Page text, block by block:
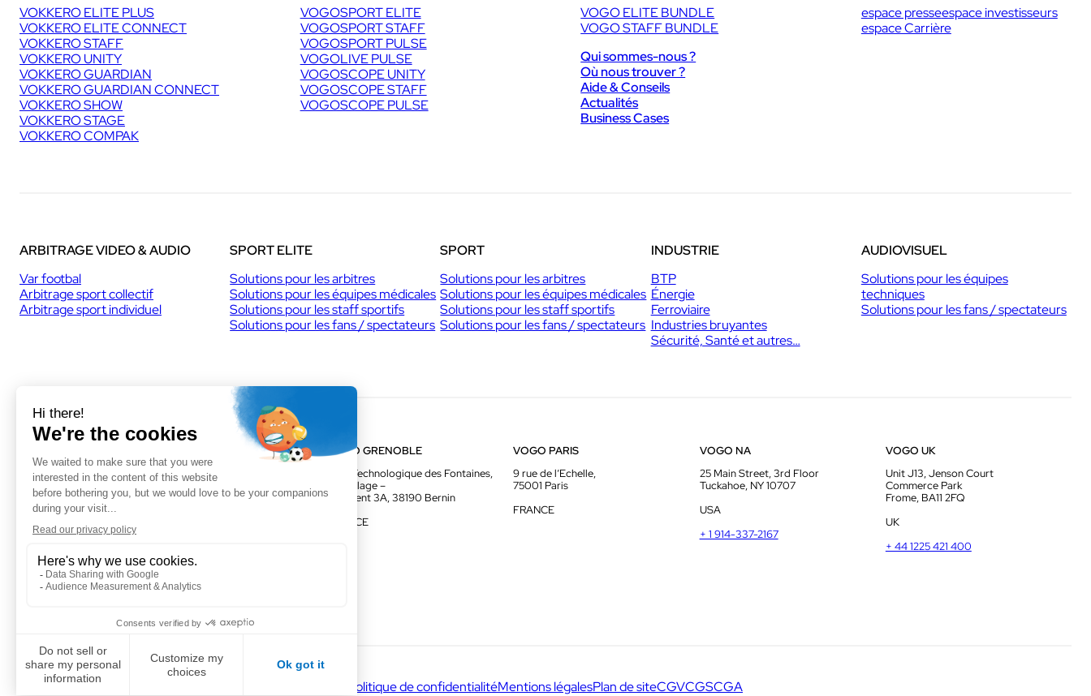
VOKKERO ELITE PLUS
VOKKERO ELITE CONNECT
VOKKERO STAFF
VOKKERO UNITY
VOKKERO GUARDIAN
VOKKERO GUARDIAN CONNECT
VOKKERO SHOW
VOKKERO STAGE
VOKKERO COMPAK
VOGOSPORT ELITE
VOGOSPORT STAFF
VOGOSPORT PULSE
VOGOLIVE PULSE
VOGOSCOPE UNITY
VOGOSCOPE STAFF
VOGOSCOPE PULSE
VOGO ELITE BUNDLE
VOGO STAFF BUNDLE
Qui sommes-nous ?
Où nous trouver ?
Aide & Conseils
Actualités
Business Cases
espace presseespace investisseurs
espace Carrière
ARBITRAGE VIDEO & AUDIO
Var footbal
Arbitrage sport collectif
Arbitrage sport individuel
SPORT ELITE
Solutions pour les arbitres
Solutions pour les équipes médicales
Solutions pour les staff sportifs
Solutions pour les fans / spectateurs
SPORT
Solutions pour les arbitres
Solutions pour les équipes médicales
Solutions pour les staff sportifs
Solutions pour les fans / spectateurs
INDUSTRIE
BTP
Énergie
Ferroviaire
Industries bruyantes
Sécurité, Santé et autres…
AUDIOVISUEL
Solutions pour les équipes
techniques
Solutions pour les fans / spectateurs
LinkedIn Twitter InstagramYouTube
VOGO MONTPELLIER (SIÈGE)
895 rue de la Vieille Poste,Parc
Majoria-Pompignane Immeuble La
Lona, 34000 Montpellier
VOGO GRENOBLE
Parc Technologique des Fontaines,
Activillage –
Bâtiment 3A, 38190 Bernin
FRANCE
VOGO PARIS
9 rue de l’Echelle,
75001 Paris
FRANCE
VOGO NA
25 Main Street, 3rd Floor
Tuckahoe, NY 10707
USA
+ 1 914-337-2167
VOGO UK
Unit J13, Jenson Court
Commerce Park
Frome, BA11 2FQ
UK
+ 44 1225 421 400
Politique de confidentialitéMentions légalesPlan de siteCGVCGSCGA